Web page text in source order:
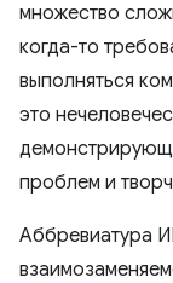
множество
когда-то
выполняться
это
проблем и
Аббревиатура